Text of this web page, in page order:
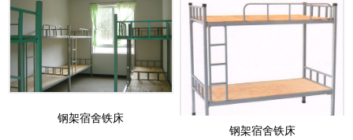
钢架宿舍铁床
钢架宿舍铁床